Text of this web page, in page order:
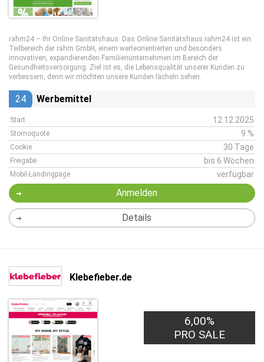
rahm24 – Ihr Online Sanitätshaus. Das Online Sanitätshaus rahm24 ist ein
Teilbereich der rahm GmbH, einem werteorientierten und besonders
innovativen, expandierenden Familienunternehmen im Bereich der
Gesundheitsversorgung. Ziel ist es, die Lebensqualität unserer Kunden zu
verbessern, denn wir möchten unsere Kunden lächeln sehen.
24 Werbemittel
Start 12.12.2025
Stornoquote 9 %
Cookie 30 Tage
Freigabe bis 6 Wochen
Mobil-Landingpage verfügbar
Anmelden
Details
Klebefieber.de
6,00%
PRO SALE